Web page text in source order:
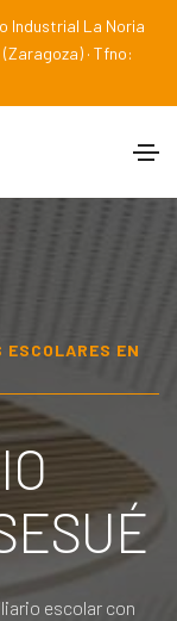
Industrial La Noria
· Tfno:
EN
escolar con